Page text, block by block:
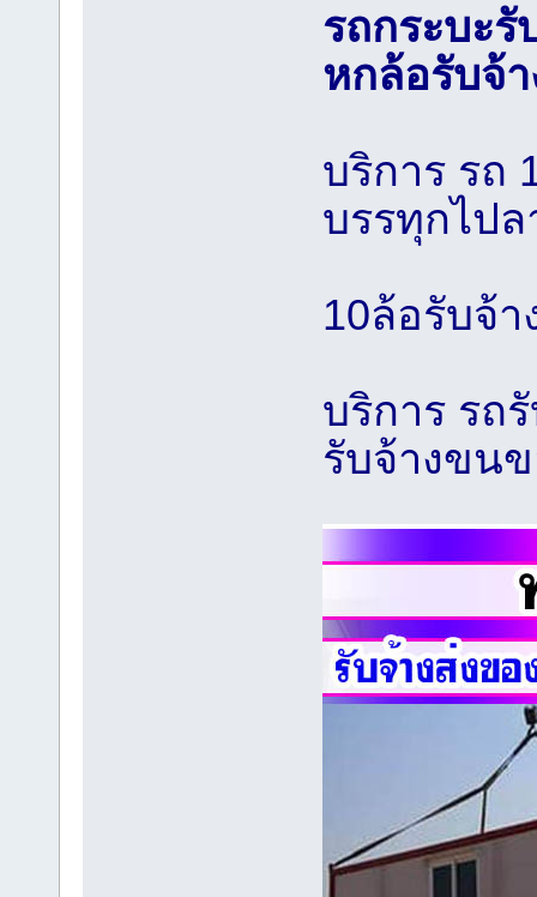
รถกระบะรั
หกล้อรับจ้า
บริการ รถ
บรรทุกไปล
10ล้อรับจ้า
บริการ รถ
รับจ้างขน